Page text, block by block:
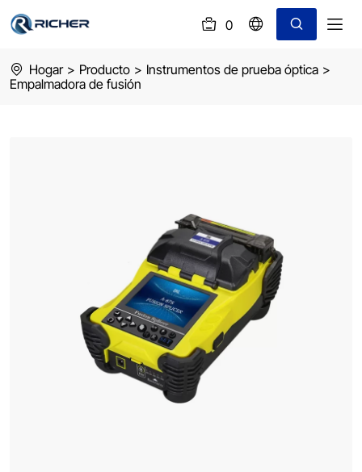
0
fusion
splicer
Hogar > Producto > Instrumentos de prueba óptica >
Empalmadora de fusión